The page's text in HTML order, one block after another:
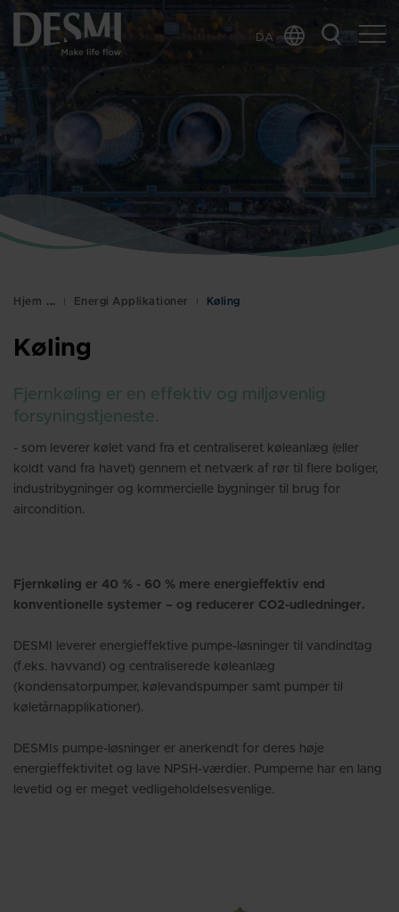
DA
Chinese
Dutch
French
German
Italian
Polish
Hjem Energi Applikationer Køling
Køling
Fjernkøling er en effektiv og miljøvenlig
forsyningstjeneste.
- som leverer kølet vand fra et centraliseret køleanlæg (eller
koldt vand fra havet) gennem et netværk af rør til flere boliger,
industribygninger og kommercielle bygninger til brug for
aircondition.
Fjernkøling er 40 % - 60 % mere energieffektiv end
konventionelle systemer – og reducerer CO2-udledninger.
DESMI leverer energieffektive pumpe-løsninger til vandindtag
(f.eks. havvand) og centraliserede køleanlæg
(kondensatorpumper, kølevandspumper samt pumper til
køletårnapplikationer).
DESMIs pumpe-løsninger er anerkendt for deres høje
energieffektivitet og lave NPSH-værdier. Pumperne har en lang
levetid og er meget vedligeholdelsesvenlige.